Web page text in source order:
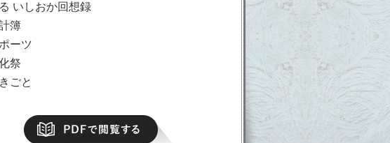
いしおか回想録
簿
ーツ
祭
ごと
PDFで閲覧する